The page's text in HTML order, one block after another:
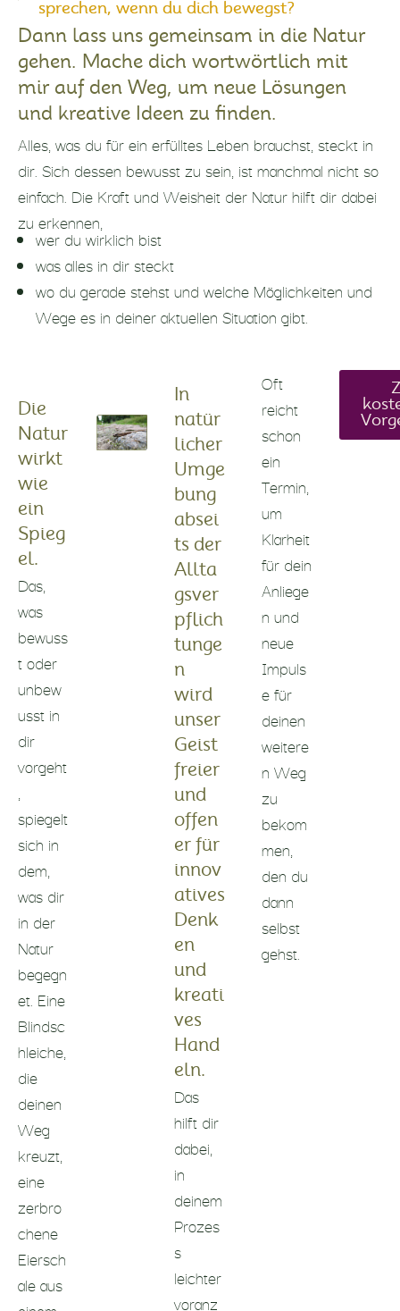
sprechen, wenn du dich bewegst?
Dann lass uns gemeinsam in die Natur
gehen. Mache dich wortwörtlich mit
mir auf den Weg, um neue Lösungen
und kreative Ideen zu finden.
Alles, was du für ein erfülltes Leben brauchst, steckt in
dir. Sich dessen bewusst zu sein, ist manchmal nicht so
einfach. Die Kraft und Weisheit der Natur hilft dir dabei
zu erkennen,
wer du wirklich bist
was alles in dir steckt
wo du gerade stehst und welche Möglichkeiten und
Wege es in deiner aktuellen Situation gibt.
Die
Natur
wirkt
wie
ein
Spieg
el.
Das,
was
bewuss
t oder
unbew
usst in
dir
vorgeht
,
spiegelt
sich in
dem,
was dir
in der
Natur
begegn
et. Eine
Blindsc
hleiche,
die
deinen
Weg
kreuzt,
eine
zerbro
chene
Eiersch
ale aus
In
natür
licher
Umge
bung
absei
ts der
Allta
gsver
pflich
tunge
n
wird
unser
Geist
freier
und
offen
er für
innov
atives
Denk
en
und
kreati
ves
Hand
eln.
Das
hilft dir
dabei,
in
deinem
Prozes
s
leichter
voranz
Oft
reicht
schon
ein
Termin,
um
Klarheit
für dein
Anliege
n und
neue
Impuls
e für
deinen
weitere
n Weg
zu
bekom
men,
den du
dann
selbst
gehst.